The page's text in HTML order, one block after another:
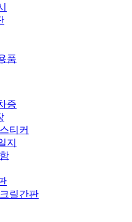
품
증
티커
지
릴간판